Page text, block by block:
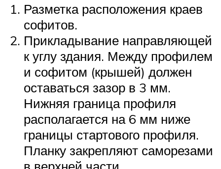
Разметка расположения краев
софитов.
Прикладывание направляющей
к углу здания. Между профилем
и софитом (крышей) должен
оставаться зазор в 3 мм.
Нижняя граница профиля
располагается на 6 мм ниже
границы стартового профиля.
Планку закрепляют саморезами